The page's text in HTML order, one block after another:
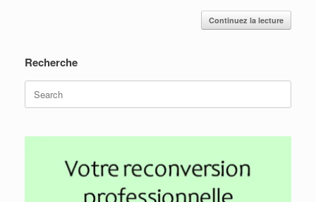
Continuez la lecture
Recherche
for: